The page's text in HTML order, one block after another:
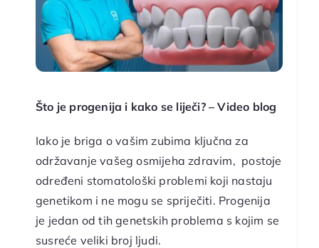
Što je progenija i kako se liječi? – Video blog
Iako je briga o vašim zubima ključna za
održavanje vašeg osmijeha zdravim, postoje
određeni stomatološki problemi koji nastaju
genetikom i ne mogu se spriječiti. Progenija
je jedan od tih genetskih problema s kojim se
susreće veliki broj ljudi.